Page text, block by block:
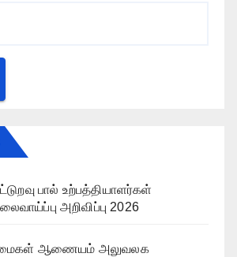
பால் உற்பத்தியாளர்கள்
அறிவிப்பு 2026
ஆணையம் அலுவலக